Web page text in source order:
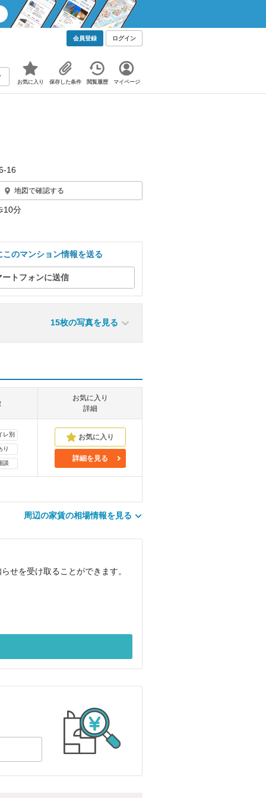
会員登録 ログイン
お気に入り 保存した条件 閲覧履歴 マイページ
16
地図で確認する
10分
のマンション情報を送る
トフォンに送信
15枚の写真を見る
お気に入り
詳細
レ別
り
談
詳細を見る
周辺の家賃の相場情報を見る
せを受け取ることができます。